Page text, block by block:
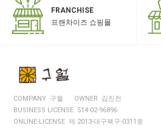
FRANCHISE
프랜차이즈 쇼핑몰
COMPANY 구월
OWNER 김진천
BUSINESS LICENSE 514-02-96896
ONLINE-LICENSE 제 2013-대구북구-0311호